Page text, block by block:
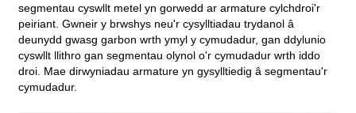
segmentau cyswllt metel yn gorwedd ar armature cylchdroi'r
peiriant. Gwneir y brwshys neu'r cysylltiadau trydanol â
deunydd gwasg garbon wrth ymyl y cymudadur, gan ddylunio
cyswllt llithro gan segmentau olynol o'r cymudadur wrth iddo
droi. Mae dirwyniadau armature yn gysylltiedig â segmentau'r
cymudadur.